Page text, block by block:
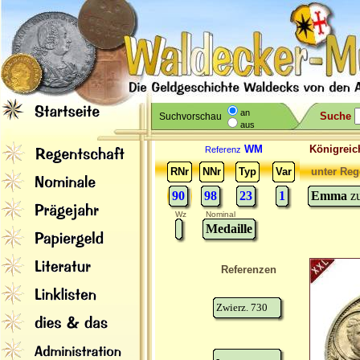
Suchvorschau
an
aus
Suche
Referenz WM
RNr
NNr Typ Var
90 98 23 1
unter
Emma
Wz Nominal
Medaille
Referenzen
Zwierz. 730